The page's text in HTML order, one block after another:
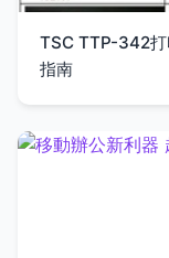
TSC TTP-342打
指南